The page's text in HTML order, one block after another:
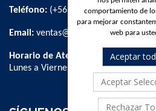
Teléfono: (+56 2) 2 584 8900
Email: ventas@dpschile.cl
Horario de Atención:
Lunes a Viernes / 09:00 a 16:00 hrs
comportamiento de
para mejorar
web para
Aceptar
Aceptar
Rechazar